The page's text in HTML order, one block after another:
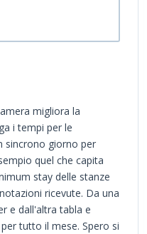
migliora la
i tempi per le
sincrono giorno per
quel che capita
stay delle stanze
ricevute. Da una
e dall'altra tabla e
tutto il mese. Spero si